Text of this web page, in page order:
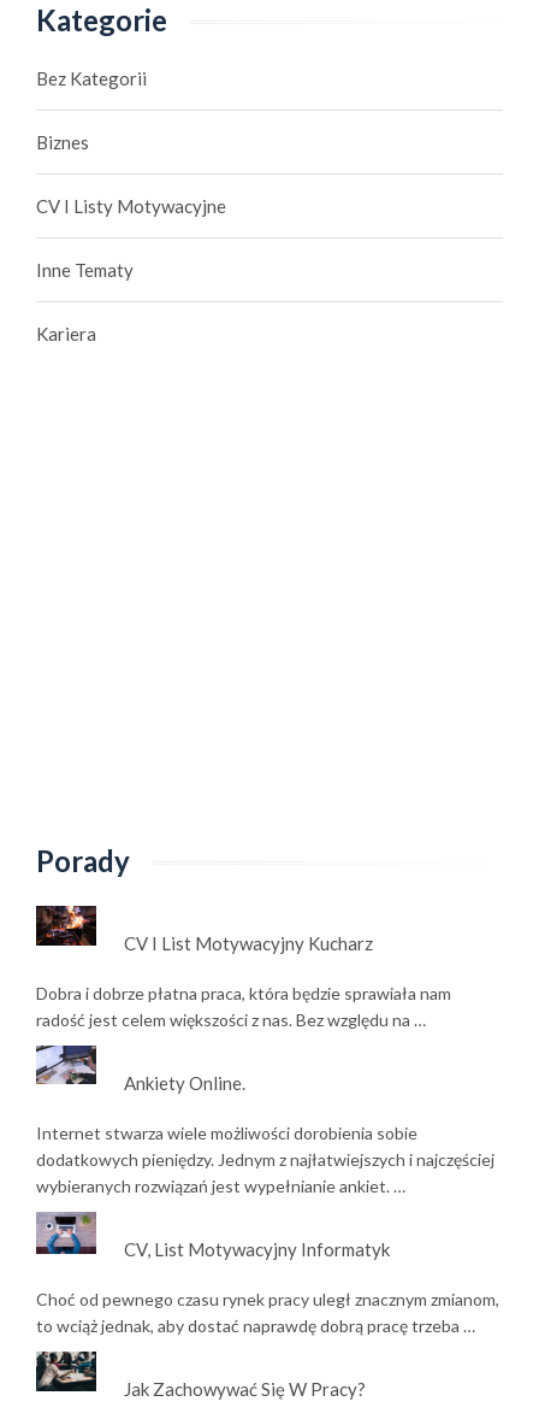
Kategorie
Bez Kategorii
Biznes
CV I Listy Motywacyjne
Inne Tematy
Kariera
Porady
CV I List Motywacyjny Kucharz
Dobra i dobrze płatna praca, która będzie sprawiała nam
radość jest celem większości z nas. Bez względu na …
Ankiety Online.
Internet stwarza wiele możliwości dorobienia sobie
dodatkowych pieniędzy. Jednym z najłatwiejszych i najczęściej
wybieranych rozwiązań jest wypełnianie ankiet. …
CV, List Motywacyjny Informatyk
Choć od pewnego czasu rynek pracy uległ znacznym zmianom,
to wciąż jednak, aby dostać naprawdę dobrą pracę trzeba …
Jak Zachowywać Się W Pracy?